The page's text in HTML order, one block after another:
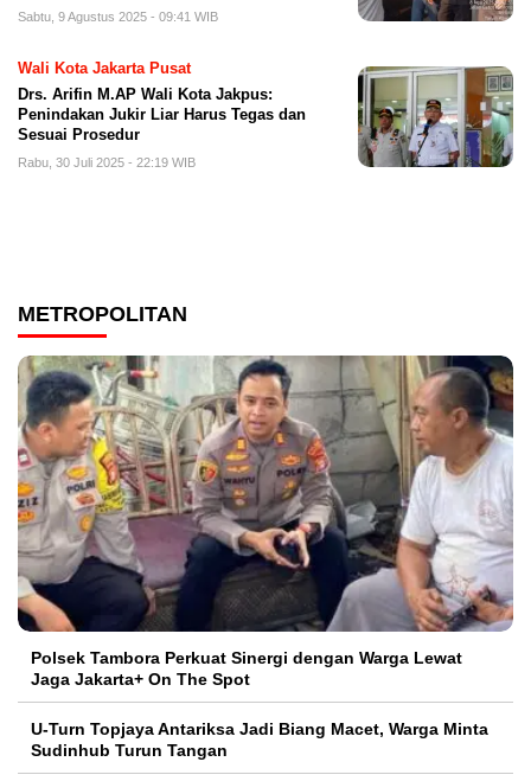
Sabtu, 9 Agustus 2025 - 09:41 WIB
Wali Kota Jakarta Pusat
Drs. Arifin M.AP Wali Kota Jakpus:
Penindakan Jukir Liar Harus Tegas dan
Sesuai Prosedur
Rabu, 30 Juli 2025 - 22:19 WIB
METROPOLITAN
Polsek Tambora Perkuat Sinergi dengan Warga Lewat
Jaga Jakarta+ On The Spot
U-Turn Topjaya Antariksa Jadi Biang Macet, Warga Minta
Sudinhub Turun Tangan